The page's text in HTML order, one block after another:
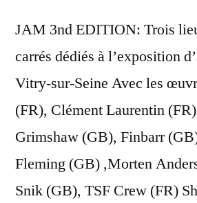
JAM 3nd EDITION: Trois
carrés dédiés à l’exposition
Vitry-sur-Seine Avec les
(FR), Clément Laurentin
Grimshaw (GB), Finbarr
Fleming (GB) ,Morten
Snik (GB), TSF Crew (FR)